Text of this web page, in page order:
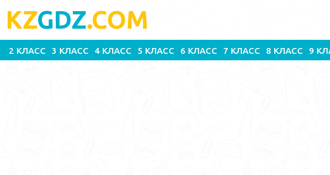
KZGDZ.COM
2 КЛАСС 3 КЛАСС 4 КЛАСС 5 КЛАСС 6 КЛАСС 7 КЛАСС 8 КЛАСС 9